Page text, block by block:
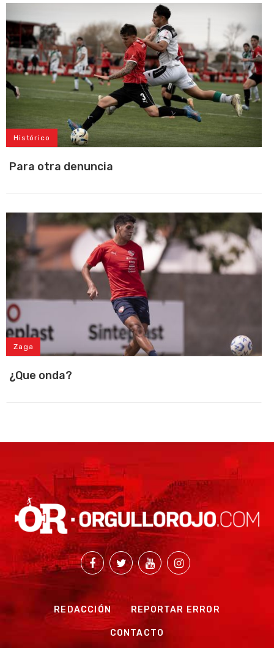
Histórico
Para otra denuncia
Zaga
¿Que onda?
REDACCIÓN REPORTAR ERROR
CONTACTO